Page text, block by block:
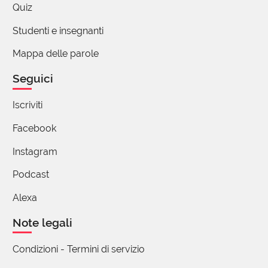
Stefano Ronchi
"Istoria delle avventure accadute a
tempesta presso l'isola deserta d'Ost-
Spitzbergen, ove stettero dal 1743. fino al
francose nell'italiano idioma coll' aggiunta
di varie note in carattere corsivo"
(utente cancellato)
Quiz
Studenti e insegnanti
Mappa delle parole
Seguici
Iscriviti
Facebook
Instagram
Podcast
Alexa
Note legali
Condizioni - Termini di servizio